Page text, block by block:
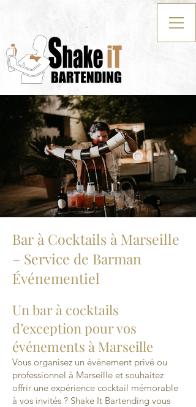
Bar à Cocktails à Marseille
– Service de Barman
Événementiel
Un bar à cocktails
d’exception pour vos
événements à Marseille
Vous organisez un événement privé ou
professionnel à Marseille et souhaitez
offrir une expérience cocktail mémorable
à vos invités ? Shake It Bartending vous